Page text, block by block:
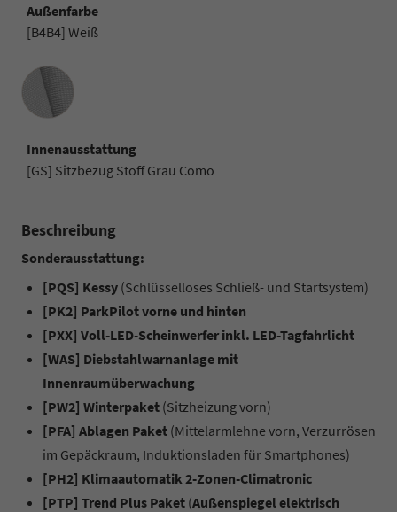
Außenfarbe
[B4B4] Weiß
Innenausstattung
Innenausstattung
[GS] Sitzbezug Stoff Grau Como
Beschreibung
Sonderausstattung:
[PQS] Kessy (Schlüsselloses Schließ- und Startsystem)
[PK2] ParkPilot vorne und hinten
[PXX] Voll-LED-Scheinwerfer inkl. LED-Tagfahrlicht
[WAS] Diebstahlwarnanlage mit
Innenraumüberwachung
[PW2] Winterpaket (Sitzheizung vorn)
[PFA] Ablagen Paket (Mittelarmlehne vorn, Verzurrösen
im Gepäckraum, Induktionsladen für Smartphones)
[PH2] Klimaautomatik 2-Zonen-Climatronic
[PTP] Trend Plus Paket (Außenspiegel elektrisch